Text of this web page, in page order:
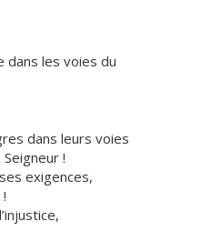
dans les voies du
dans leurs voies
Seigneur !
exigences,